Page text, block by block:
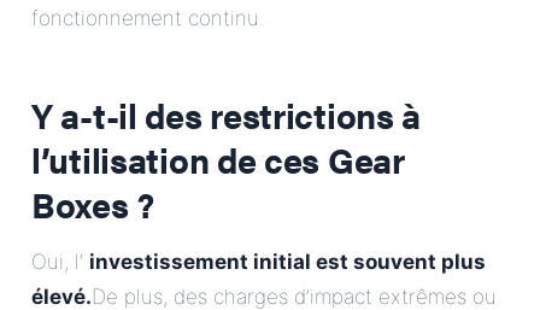
fonctionnement continu.
Y a-t-il des restrictions à
l’utilisation de ces Gear
Boxes ?
Oui, l’ investissement initial est souvent plus
élevé.De plus, des charges d’impact extrêmes ou